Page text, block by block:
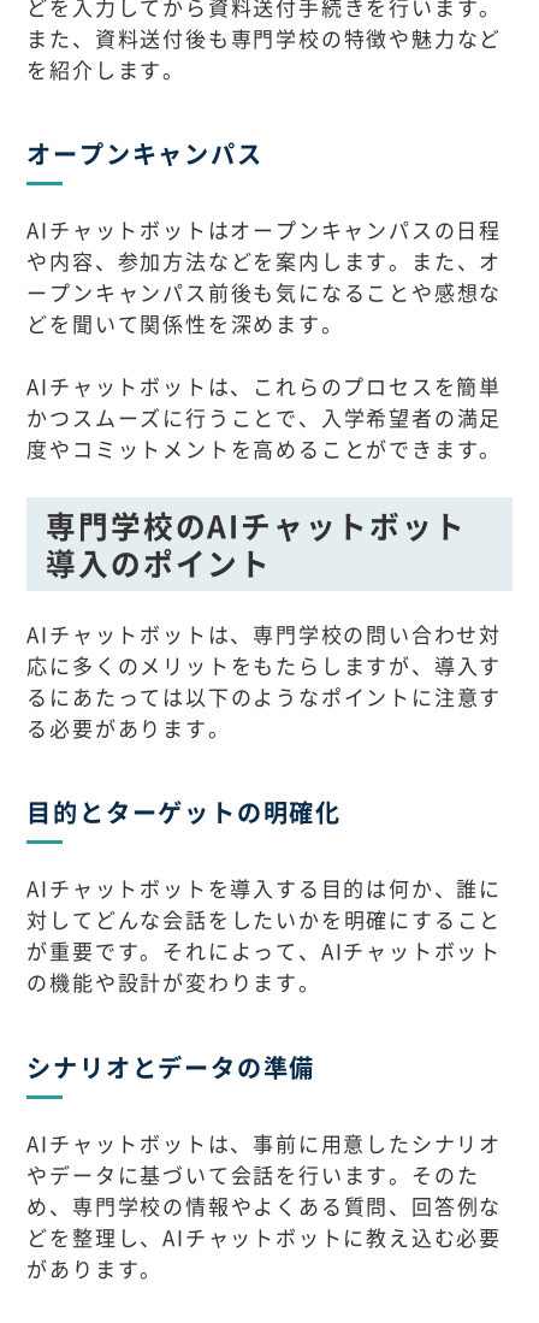
どを入力してから資料送付手続きを行います。
また、資料送付後も専門学校の特徴や魅力など
を紹介します。
オープンキャンパス
AIチャットボットはオープンキャンパスの日程
や内容、参加方法などを案内します。また、オ
ープンキャンパス前後も気になることや感想な
どを聞いて関係性を深めます。
AIチャットボットは、これらのプロセスを簡単
かつスムーズに行うことで、入学希望者の満足
度やコミットメントを高めることができます。
専門学校のAIチャットボット
導入のポイント
AIチャットボットは、専門学校の問い合わせ対
応に多くのメリットをもたらしますが、導入す
るにあたっては以下のようなポイントに注意す
る必要があります。
目的とターゲットの明確化
AIチャットボットを導入する目的は何か、誰に
対してどんな会話をしたいかを明確にすること
が重要です。それによって、AIチャットボット
の機能や設計が変わります。
シナリオとデータの準備
AIチャットボットは、事前に用意したシナリオ
やデータに基づいて会話を行います。そのた
め、専門学校の情報やよくある質問、回答例な
どを整理し、AIチャットボットに教え込む必要
があります。